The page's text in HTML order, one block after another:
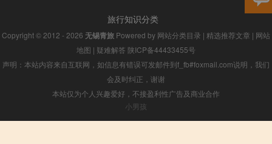
旅行知识分类
Copyright © 2012 - 2026 无锡青旅 Powered by 网站分类目录 | 精选推荐文章 | 网站
地图 | 疑难解答 陕ICP备44433455号
声明：本站内容来自互联网，如信息有错误可发邮件到f_fb#foxmail.com说明，我们
会及时纠正，谢谢
本站仅为个人兴趣爱好，不接盈利性广告及商业合作
小男孩